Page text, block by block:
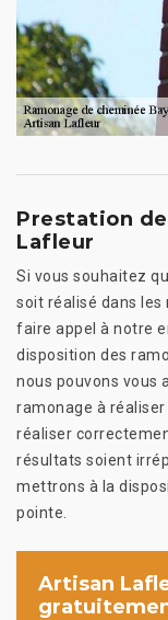
Prestation
Lafleur
Si vous souhaitez
soit réalisé dans les
faire appel à notre
disposition des
nous pouvons vous
ramonage à
réaliser
résultats soient
mettrons à la
pointe.
Artisan